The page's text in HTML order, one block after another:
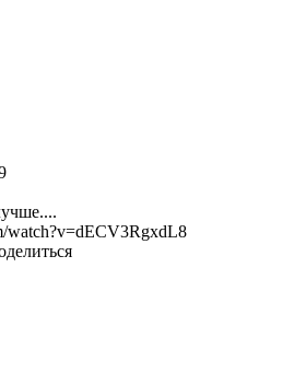
watch?v=dECV3RgxdL8